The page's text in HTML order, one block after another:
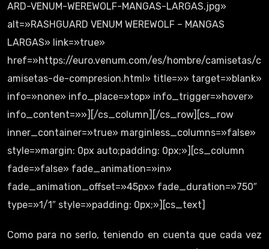
ARD-VENUM-WEREWOLF-MANGAS-LARGAS.jpg»
alt=»RASHGUARD VENUM WEREWOLF – MANGAS
LARGAS» link=»true»
href=»https://euro.venum.com/es/hombre/camisetas/c
amisetas-de-compresion.html» title=»» target=»blank»
info=»none» info_place=»top» info_trigger=»hover»
info_content=»»][/cs_column][/cs_row][cs_row
inner_container=»true» marginless_columns=»false»
style=»margin: 0px auto;padding: 0px;»][cs_column
fade=»false» fade_animation=»in»
fade_animation_offset=»45px» fade_duration=»750″
type=»1/1″ style=»padding: 0px;»][cs_text]
Como para no serlo, teniendo en cuenta que cada vez